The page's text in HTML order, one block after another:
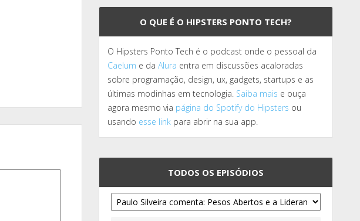
O QUE É O HIPSTERS PONTO TECH?
O Hipsters Ponto Tech é o podcast onde o pessoal da
Caelum e daAlura entra em discussões acaloradas
sobre programação, design, ux, gadgets, startups e as
últimas modinhas em tecnologia. Saiba mais e ouça
agora mesmo via página do Spotify do Hipsters ou
usando esse link para abrir na sua app.
TODOS OS EPISÓDIOS